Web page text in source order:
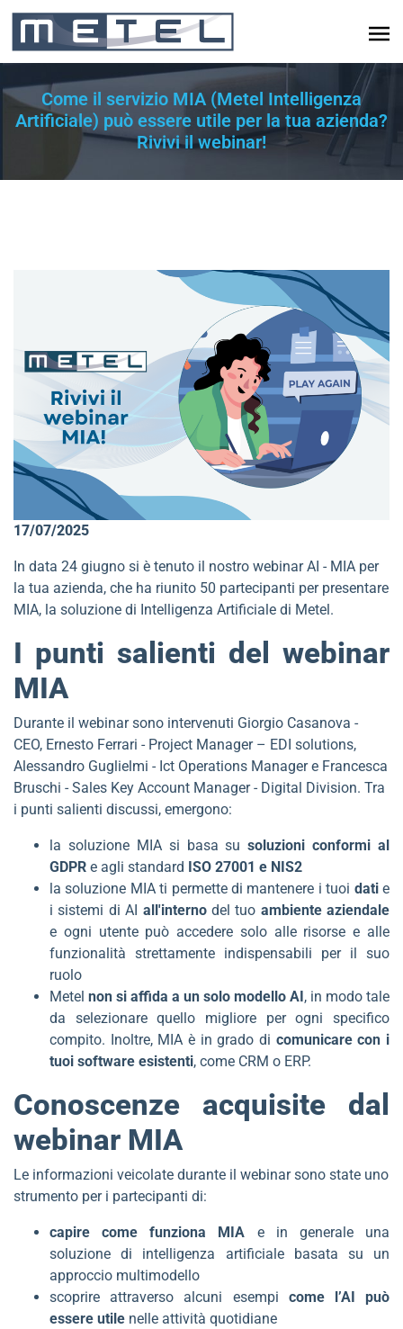
Come il servizio MIA (Metel Intelligenza
Artificiale) può essere utile per la tua azienda?
Rivivi il webinar!
17/07/2025
In data 24 giugno si è tenuto il nostro webinar AI - MIA per
la tua azienda, che ha riunito 50 partecipanti per presentare
MIA, la soluzione di Intelligenza Artificiale di Metel.
I punti salienti del webinar
MIA
Durante il webinar sono intervenuti Giorgio Casanova -
CEO, Ernesto Ferrari - Project Manager – EDI solutions,
Alessandro Guglielmi - Ict Operations Manager e Francesca
Bruschi - Sales Key Account Manager - Digital Division. Tra
i punti salienti discussi, emergono:
la soluzione MIA si basa susoluzioni conformi al
GDPR e agli standard ISO 27001 e NIS2
la soluzione MIA ti permette di mantenere i tuoi datie
i sistemi di AI all'internodel tuo ambiente aziendale
e ogni utente può accedere solo alle risorse e alle
funzionalità strettamente indispensabili per il suo
ruolo
Metel non si affida a un solo modello AI , in modo tale
da selezionare quello migliore per ogni specifico
compito. Inoltre, MIA è in grado di comunicare con i
tuoi software esistenti, come CRM o ERP.
Conoscenze acquisite dal
webinar MIA
Le informazioni veicolate durante il webinar sono state uno
strumento per i partecipanti di:
capire come funziona MIA e in generale una
soluzione di intelligenza artificiale basata su un
approccio multimodello
scoprire attraverso alcuni esempi come l’AI può
essere utile nelle attività quotidiane